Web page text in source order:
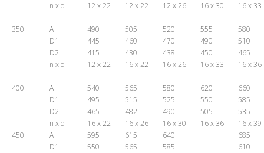
n x d
12 x 22 12 x 22 12 x 26 16 x 30 16 x 33
350 A 490 505 520 555
580
D1
445 460 470 490
510
D2
415 430 438 450
465
n x d
12 x 22 16 x 22 16 x 26 16 x 33 16 x 36
400 A 540 565 580 620
660
D1
495 515 525 550
585
D2
465 482 490 505
535
n x d
16 x 22 16 x 26 16 x 30 16 x 36
16 x 39
450
A 595 615 640
685
D1
550 565 585
610